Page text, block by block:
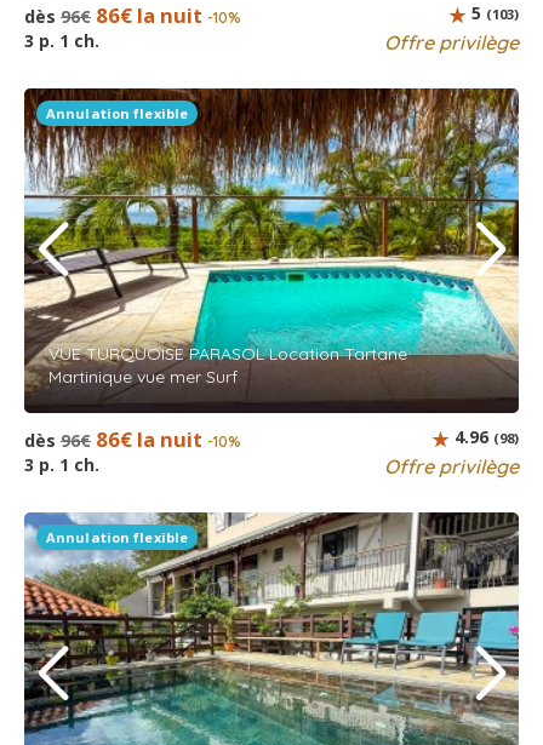
dès 96€ 86€ la nuit -10%
3 p. 1 ch. Offre privilège
5 (103)
Annulation flexible
VUE TURQUOISE PARASOL Location Tartane
Martinique vue mer Surf
dès 96€ 86€ la nuit -10%
3 p. 1 ch. Offre privilège
4.96 (98)
Annulation flexible